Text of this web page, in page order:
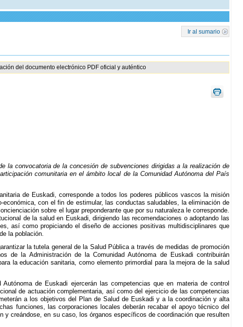
Ir al sumario
del documento electrónico PDF oficial y auténtico
la convocatoria de la concesión de subvenciones dirigidas a la realización de
comunitaria en el ámbito local de la Comunidad Autónoma del País
de Euskadi, corresponde a todos los poderes públicos vascos la misión
con el fin de estimular, las conductas saludables, la eliminación de
sobre el lugar preponderante que por su naturaleza le corresponde.
de la salud en Euskadi, dirigiendo las recomendaciones o adoptando las
así como propiciando el diseño de acciones positivas multidisciplinares que
la población.
la tutela general de la Salud Pública a través de medidas de promoción
la Administración de la Comunidad Autónoma de Euskadi contribuirán
la educación sanitaria, como elemento primordial para la mejora de la salud
de Euskadi ejercerán las competencias que en materia de control
de actuación complementaria, así como del ejercicio de las competencias
a los objetivos del Plan de Salud de Euskadi y a la coordinación y alta
funciones, las corporaciones locales deberán recabar el apoyo técnico del
creándose, en su caso, los órganos específicos de coordinación que resulten